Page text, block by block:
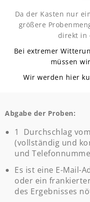
Da der Kasten nur
größere
direkt in
Bei extremer
müssen
Wir werden hier
Abgabe der Proben:
1 Durchschlag
(vollständig und
und
Es ist eine E-Mail-
oder ein
des Ergebnisses